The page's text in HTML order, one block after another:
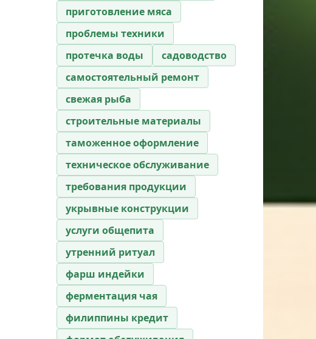
приготовление мяса
проблемы техники
протечка воды
садоводство
самостоятельный ремонт
свежая рыба
строительные материалы
таможенное оформление
техническое обслуживание
требования продукции
укрывные конструкции
услуги общепита
утренний ритуал
фарш индейки
ферментация чая
филиппины кредит